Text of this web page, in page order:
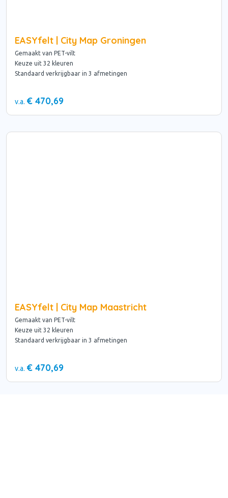
EASYfelt | City Map Groningen
Gemaakt van PET-vilt
Keuze uit 32 kleuren
Standaard verkrijgbaar in 3 afmetingen
v.a. € 470,69
EASYfelt | City Map Maastricht
Gemaakt van PET-vilt
Keuze uit 32 kleuren
Standaard verkrijgbaar in 3 afmetingen
v.a. € 470,69